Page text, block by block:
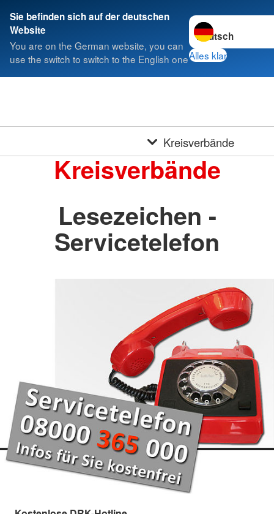
Sie befinden sich auf der deutschen
Website
You are on the German website, you can
use the switch to switch to the English one
Sprache wechseln
Alles klar
Kreisverbände
Kreisverbände
Lesezeichen -
Servicetelefon